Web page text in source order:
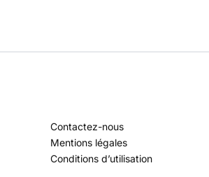
Contactez-nous
Mentions légales
Conditions d’utilisation